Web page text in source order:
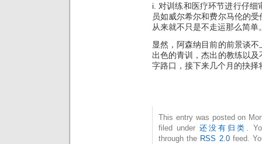
i. 对训练和医疗环节进行仔
员如威尔希尔和费尔马伦的
从来就不只是不走运那么简单
显然，阿森纳目前的前景谈
出色的青训，杰出的教练以
字路口，接下来几个月的抉
This entry was posted on
filed under还没有归类 .
through the RSS 2.0feed.